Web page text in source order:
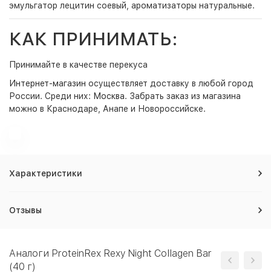
эмульгатор лецитин соевый, ароматизаторы натуральные.
КАК ПРИНИМАТЬ:
Принимайте в качестве перекуса
Интернет-магазин осуществляет доставку в любой город
России. Среди них: Москва. Забрать заказ из магазина
можно в Краснодаре, Анапе и Новороссийске.
Характеристики
Отзывы
Аналоги ProteinRex Rexy Night Collagen Bar
(40 г)